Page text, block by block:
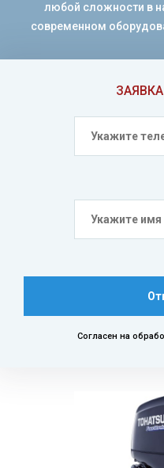
Согласен на
любой сложности в
современном